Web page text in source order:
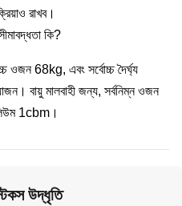
রাখব।
কি?
ওজন 68kg, এবং সর্বোচ্চ দৈর্ঘ্য
বায়ু মালবাহী জন্য, সর্বনিম্ন ওজন
1cbm।
উদ্ধৃতি